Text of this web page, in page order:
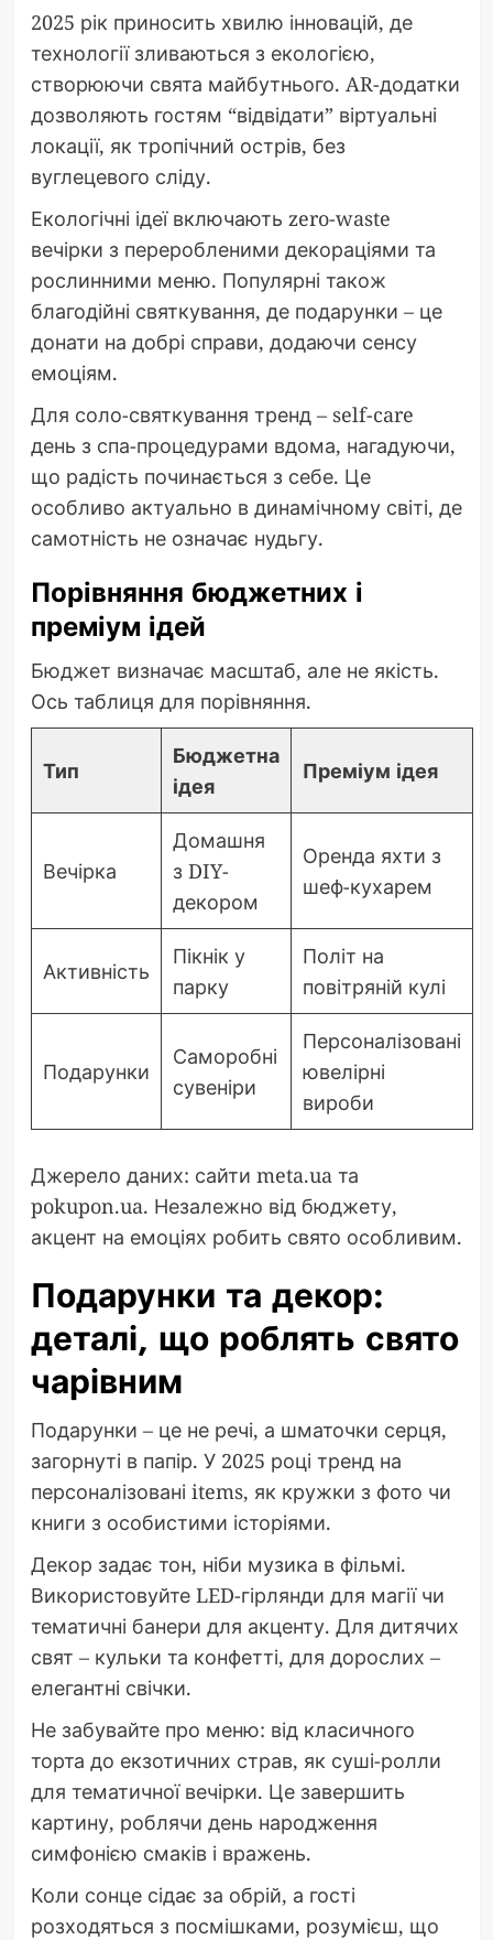
2025 рік приносить хвилю інновацій, де
технології зливаються з екологією,
створюючи свята майбутнього. AR-додатки
дозволяють гостям “відвідати” віртуальні
локації, як тропічний острів, без
вуглецевого сліду.
Екологічні ідеї включають zero-waste
вечірки з переробленими декораціями та
рослинними меню. Популярні також
благодійні святкування, де подарунки – це
донати на добрі справи, додаючи сенсу
емоціям.
Для соло-святкування тренд – self-care
день з спа-процедурами вдома, нагадуючи,
що радість починається з себе. Це
особливо актуально в динамічному світі, де
самотність не означає нудьгу.
Порівняння бюджетних і
преміум ідей
Бюджет визначає масштаб, але не якість.
Ось таблиця для порівняння.
Тип
Бюджетна
ідея
Преміум ідея
Вечірка
Домашня
з DIY-
декором
Оренда яхти з
шеф-кухарем
Активність
Пікнік у
парку
Політ на
повітряній кулі
Подарунки
Саморобні
сувеніри
Персоналізовані
ювелірні
вироби
Джерело даних: сайти meta.ua та
pokupon.ua. Незалежно від бюджету,
акцент на емоціях робить свято особливим.
Подарунки та декор:
деталі, що роблять свято
чарівним
Подарунки – це не речі, а шматочки серця,
загорнуті в папір. У 2025 році тренд на
персоналізовані items, як кружки з фото чи
книги з особистими історіями.
Декор задає тон, ніби музика в фільмі.
Використовуйте LED-гірлянди для магії чи
тематичні банери для акценту. Для дитячих
свят – кульки та конфетті, для дорослих –
елегантні свічки.
Не забувайте про меню: від класичного
торта до екзотичних страв, як суші-ролли
для тематичної вечірки. Це завершить
картину, роблячи день народження
симфонією смаків і вражень.
Коли сонце сідає за обрій, а гості
розходяться з посмішками, розумієш, що